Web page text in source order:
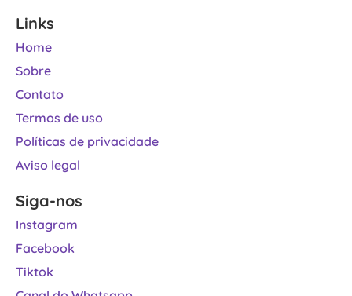
Links
Home
Sobre
Contato
Termos de uso
Políticas de privacidade
Aviso legal
Siga-nos
Instagram
Facebook
Tiktok